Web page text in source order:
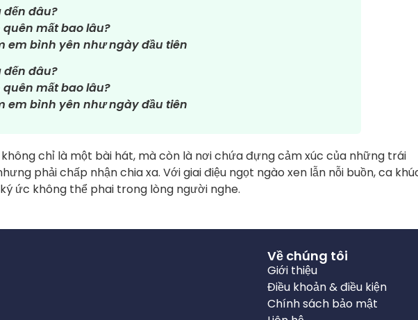
đến đâu?
quên mất bao lâu?
em bình yên như ngày đầu tiên
đến đâu?
quên mất bao lâu?
em bình yên như ngày đầu tiên
không chỉ là một bài hát, mà còn là nơi chứa đựng cảm xúc của những trái
phải chấp nhận chia xa. Với giai điệu ngọt ngào xen lẫn nỗi buồn, ca
ức không thể phai trong lòng người nghe.
Về chúng tôi
Giới thiệu
Điều khoản & điều kiện
Chính sách bảo mật